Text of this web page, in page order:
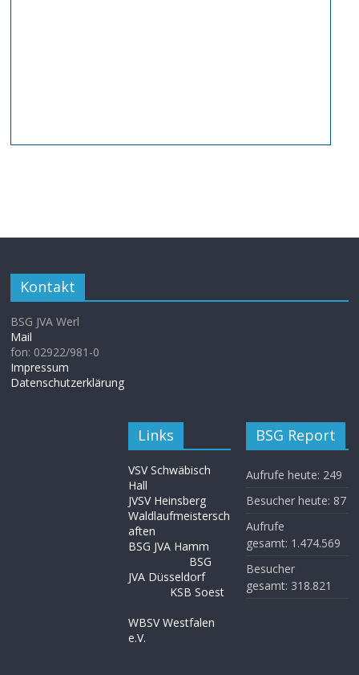
Kontakt
BSG JVA Werl
Mail
fon: 02922/981-0
Impressum
Datenschutzerklärung
Links
VSV Schwäbisch
Hall
JVSV Heinsberg
Waldlaufmeistersch
aften
BSG JVA Hamm
BSG
JVA Düsseldorf
KSB Soest
WBSV Westfalen
e.V.
BSG Report
Aufrufe heute: 249
Besucher heute: 87
Aufrufe
gesamt: 1.474.569
Besucher
gesamt: 318.821